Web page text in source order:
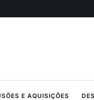
E AQUISIÇÕES